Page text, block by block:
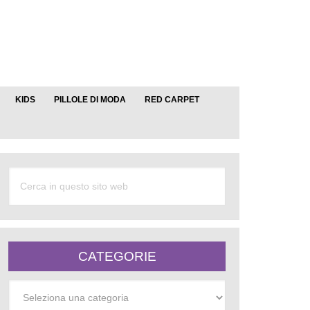
KIDS PILLOLE DI MODA RED CARPET
CATEGORIE